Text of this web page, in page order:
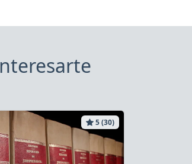
5 (30)